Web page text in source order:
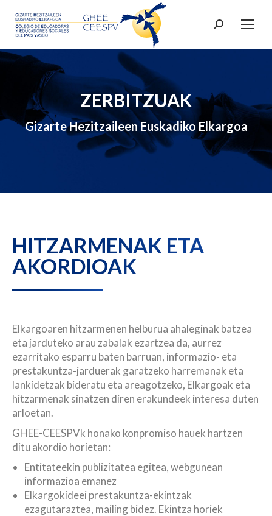
Search:
ZERBITZUAK
Gizarte Hezitzaileen Euskadiko Elkargoa
HITZARMENAK ETA
AKORDIOAK
Elkargoaren hitzarmenen helburua ahaleginak batzea
eta jarduteko arau zabalak ezartzea da, aurrez
ezarritako esparru baten barruan, informazio- eta
prestakuntza-jarduerak garatzeko harremanak eta
lankidetzak bideratu eta areagotzeko, Elkargoak eta
hitzarmenak sinatzen diren erakundeek interesa duten
arloetan.
GHEE-CEESPVk honako konpromiso hauek hartzen
ditu akordio horietan:
Entitateekin publizitatea egitea, webgunean
informazioa emanez
Elkargokideei prestakuntza-ekintzak
ezagutaraztea, mailing bidez. Ekintza horiek